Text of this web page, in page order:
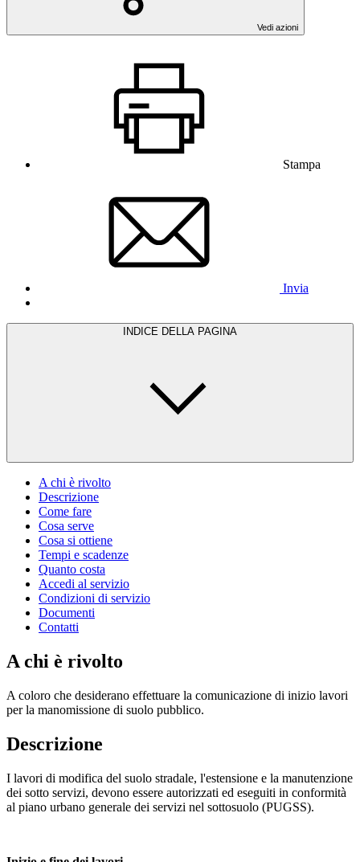
Vedi azioni
Stampa
Invia
INDICE DELLA PAGINA
A chi è rivolto
Descrizione
Come fare
Cosa serve
Cosa si ottiene
Tempi e scadenze
Quanto costa
Accedi al servizio
Condizioni di servizio
Documenti
Contatti
A chi è rivolto
A coloro che desiderano effettuare la comunicazione di inizio lavori
per la manomissione di suolo pubblico.
Descrizione
I lavori di modifica del suolo stradale, l'estensione e la manutenzione
dei sotto servizi, devono essere autorizzati ed eseguiti in conformità
al piano urbano generale dei servizi nel sottosuolo (PUGSS).